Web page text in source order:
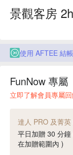
景觀客房
使用 AFTEE 結
FunNow 專屬
立即了解會員專屬
達人 PRO 及菁
平日加贈 30 分
在加贈範圍內 )